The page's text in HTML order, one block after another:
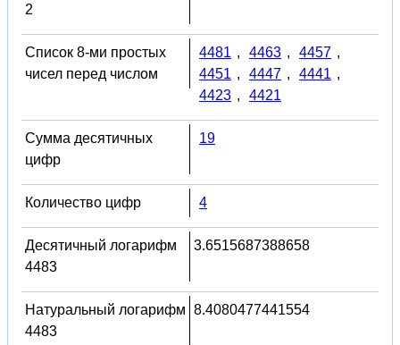
2
Список 8-ми простых
чисел перед числом
4481 , 4463 , 4457 ,
4451 , 4447 , 4441 ,
4423 , 4421
Сумма десятичных
цифр
19
Количество цифр 4
Десятичный логарифм
4483
3.6515687388658
Натуральный логарифм
4483
8.4080477441554